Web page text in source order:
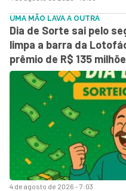
4 de agosto de 2026 - 7:03
UMA MÃO LAVA A OUTRA
Dia de Sorte sai pelo
limpa a barra da
prêmio de R$ 135